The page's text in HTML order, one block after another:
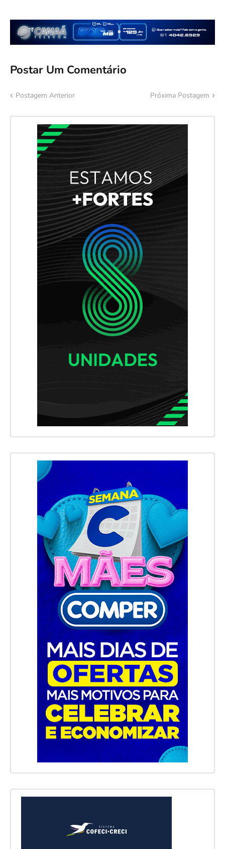
Postar Um Comentário
Postagem Anterior Próxima Postagem